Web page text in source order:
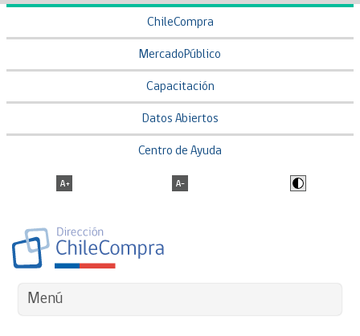
ChileCompra
MercadoPúblico
Capacitación
Datos Abiertos
Centro de Ayuda
Menú